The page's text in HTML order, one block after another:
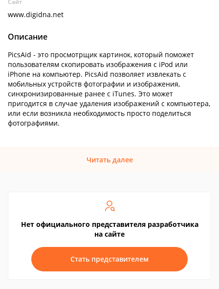
Сайт
www.digidna.net
Описание
PicsAid - это просмотрщик картинок, который поможет
пользователям скопировать изображения с iPod или
iPhone на компьютер. PicsAid позволяет извлекать с
мобильных устройств фотографии и изображения,
синхронизированные ранее с iTunes. Это может
пригодится в случае удаления изображений с компьютера,
или если возникла необходимость просто поделиться
фотографиями.
Читать далее
Нет официального представителя разработчика
на сайте
Стать представителем